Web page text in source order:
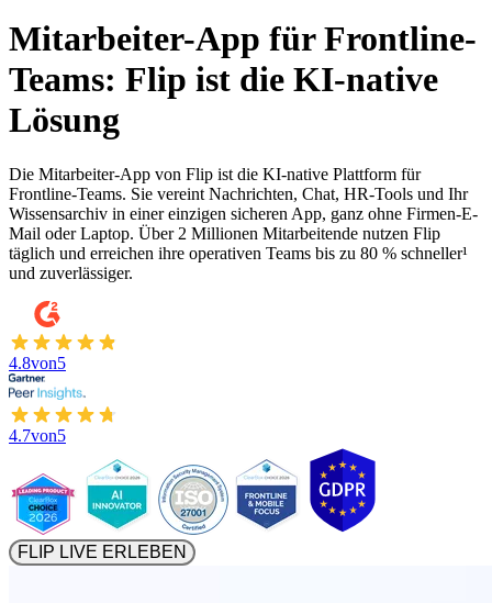
Mitarbeiter-App für Frontline-
Teams: Flip ist die KI-native
Lösung
Die Mitarbeiter-App von Flip ist die KI-native Plattform für
Frontline-Teams. Sie vereint Nachrichten, Chat, HR-Tools und Ihr
Wissensarchiv in einer einzigen sicheren App, ganz ohne Firmen-E-
Mail oder Laptop. Über 2 Millionen Mitarbeitende nutzen Flip
täglich und erreichen ihre operativen Teams bis zu 80 % schneller¹
und zuverlässiger.
4.8von5
4.7von5
FLIP LIVE ERLEBEN